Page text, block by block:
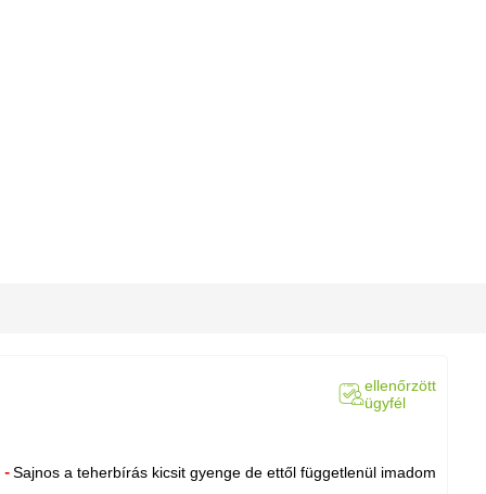
ellenőrzött
ügyfél
Sajnos a teherbírás kicsit gyenge de ettől függetlenül imadom